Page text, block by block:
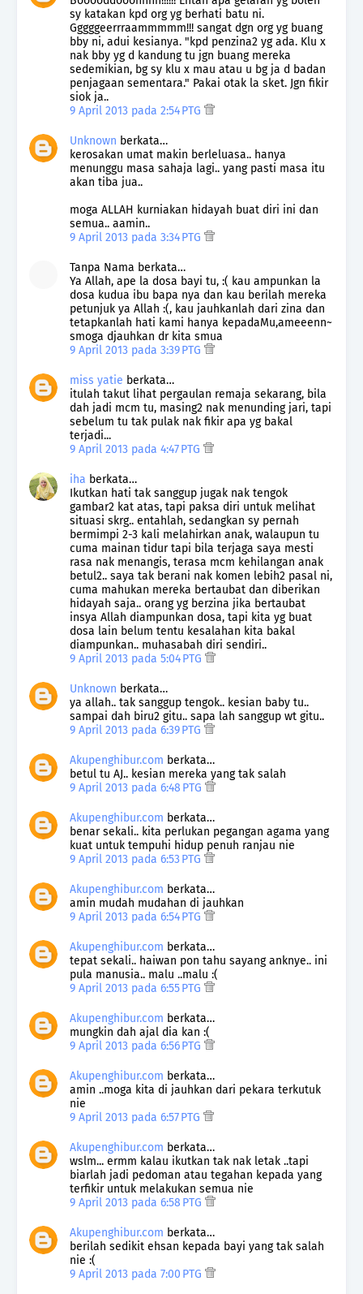
sy katakan kpd org yg berhati batu ni.
Gggggeerrraammmmm!!! sangat dgn org yg buang
bby ni, adui kesianya. "kpd penzina2 yg ada. Klu x
nak bby yg d kandung tu jgn buang mereka
sedemikian, bg sy klu x mau atau u bg ja d badan
penjagaan sementara." Pakai otak la sket. Jgn fikir
siok ja..
9 April 2013 pada 2:54 PTG
Unknown berkata…
kerosakan umat makin berleluasa.. hanya
menunggu masa sahaja lagi.. yang pasti masa itu
akan tiba jua..
moga ALLAH kurniakan hidayah buat diri ini dan
semua.. aamin..
9 April 2013 pada 3:34 PTG
Tanpa Nama berkata…
Ya Allah, ape la dosa bayi tu, :( kau ampunkan la
dosa kudua ibu bapa nya dan kau berilah mereka
petunjuk ya Allah :(, kau jauhkanlah dari zina dan
tetapkanlah hati kami hanya kepadaMu,ameeenn~
smoga djauhkan dr kita smua
9 April 2013 pada 3:39 PTG
miss yatie berkata…
itulah takut lihat pergaulan remaja sekarang, bila
dah jadi mcm tu, masing2 nak menunding jari, tapi
sebelum tu tak pulak nak fikir apa yg bakal
terjadi...
9 April 2013 pada 4:47 PTG
iha berkata…
Ikutkan hati tak sanggup jugak nak tengok
gambar2 kat atas, tapi paksa diri untuk melihat
situasi skrg.. entahlah, sedangkan sy pernah
bermimpi 2-3 kali melahirkan anak, walaupun tu
cuma mainan tidur tapi bila terjaga saya mesti
rasa nak menangis, terasa mcm kehilangan anak
betul2.. saya tak berani nak komen lebih2 pasal ni,
cuma mahukan mereka bertaubat dan diberikan
hidayah saja.. orang yg berzina jika bertaubat
insya Allah diampunkan dosa, tapi kita yg buat
dosa lain belum tentu kesalahan kita bakal
diampunkan.. muhasabah diri sendiri..
9 April 2013 pada 5:04 PTG
Unknown berkata…
ya allah.. tak sanggup tengok.. kesian baby tu..
sampai dah biru2 gitu.. sapa lah sanggup wt gitu..
9 April 2013 pada 6:39 PTG
Akupenghibur.com berkata…
betul tu AJ.. kesian mereka yang tak salah
9 April 2013 pada 6:48 PTG
Akupenghibur.com berkata…
benar sekali.. kita perlukan pegangan agama yang
kuat untuk tempuhi hidup penuh ranjau nie
9 April 2013 pada 6:53 PTG
Akupenghibur.com berkata…
amin mudah mudahan di jauhkan
9 April 2013 pada 6:54 PTG
Akupenghibur.com berkata…
tepat sekali.. haiwan pon tahu sayang anknye.. ini
pula manusia.. malu ..malu :(
9 April 2013 pada 6:55 PTG
Akupenghibur.com berkata…
mungkin dah ajal dia kan :(
9 April 2013 pada 6:56 PTG
Akupenghibur.com berkata…
amin ..moga kita di jauhkan dari pekara terkutuk
nie
9 April 2013 pada 6:57 PTG
Akupenghibur.com berkata…
wslm... ermm kalau ikutkan tak nak letak ..tapi
biarlah jadi pedoman atau tegahan kepada yang
terfikir untuk melakukan semua nie
9 April 2013 pada 6:58 PTG
Akupenghibur.com berkata…
berilah sedikit ehsan kepada bayi yang tak salah
nie :(
9 April 2013 pada 7:00 PTG